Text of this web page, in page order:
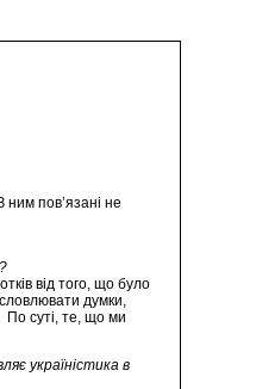
ним пов’язані не
від того, що було
думки,
По суті, те, що ми
україністика в